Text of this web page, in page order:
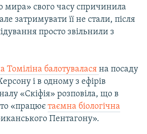
мира» свого часу спричинила
затримувати її не стали, після
просто звільнили з
Томіліна балотувалася на посаду
і в одному з ефірів
«Скіфія» розповіла, що в
«працює таємна біологічна
Пентагону».